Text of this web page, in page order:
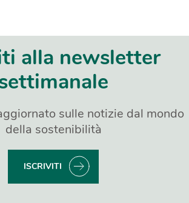
alla newsletter
sulle notizie dal mondo
della sostenibilità
ISCRIVITI